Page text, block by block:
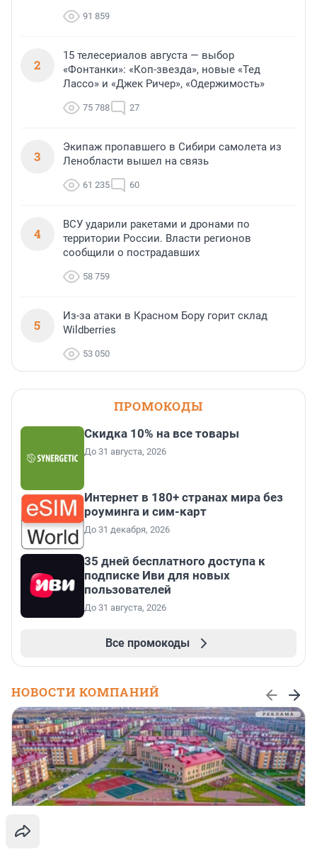
91 859
2
15 телесериалов августа — выбор
«Фонтанки»: «Коп-звезда», новые «Тед
Лассо» и «Джек Ричер», «Одержимость»
75 788 27
3
Экипаж пропавшего в Сибири самолета из
Ленобласти вышел на связь
61 235 60
4
ВСУ ударили ракетами и дронами по
территории России. Власти регионов
сообщили о пострадавших
58 759
5
Из-за атаки в Красном Бору горит склад
Wildberries
53 050
ПРОМОКОДЫ
Скидка 10% на все товары
До 31 августа, 2026
Интернет в 180+ странах мира без
роуминга и сим-карт
До 31 декабря, 2026
35 дней бесплатного доступа к
подписке Иви для новых
пользователей
До 31 августа, 2026
Все промокоды
НОВОСТИ КОМПАНИЙ